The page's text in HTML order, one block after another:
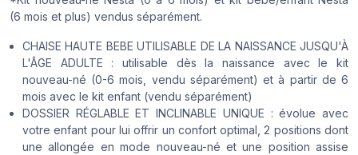
(6 mois et plus) vendus séparément.
CHAISE HAUTE BEBE UTILISABLE DE LA NAISSANCE JUSQU'À
L'ÂGE ADULTE : utilisable dès la naissance avec le kit
nouveau-né (0-6 mois, vendu séparément) et à partir de 6
mois avec le kit enfant (vendu séparément)
DOSSIER RÉGLABLE ET INCLINABLE UNIQUE : évolue avec
votre enfant pour lui offrir un confort optimal, 2 positions dont
une allongée en mode nouveau-né et une position assise